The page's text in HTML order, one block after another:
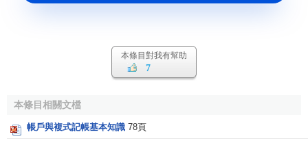
4.銀行需要提供的其他資料。
2.非法人企業
3. 機關、事業單位
本條目對我有幫助
7
本條目相關文檔
帳戶與複式記帳基本知識 78頁